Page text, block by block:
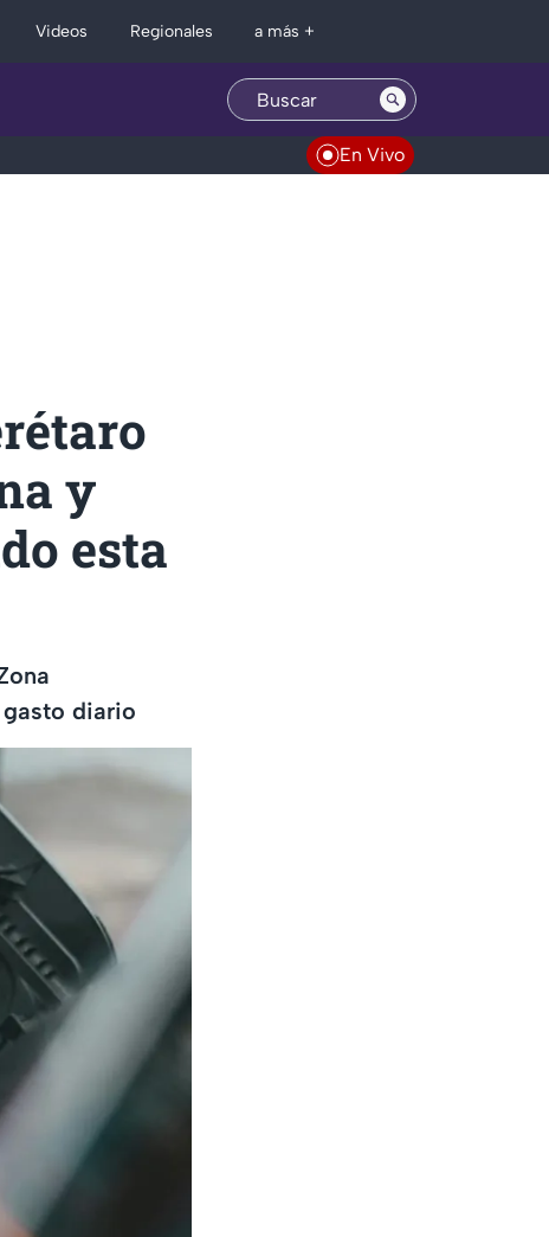
Videos Regionales a más +
En Vivo
y
esta
diario